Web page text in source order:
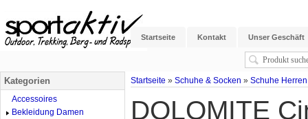
Startseite Kontakt Unser Geschäft
Startseite » Schuhe & Socken » Schuhe Herren
DOLOMITE
Kategorien
Accessoires
Bekleidung Damen